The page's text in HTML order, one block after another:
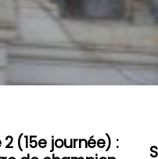
(15e journée) :